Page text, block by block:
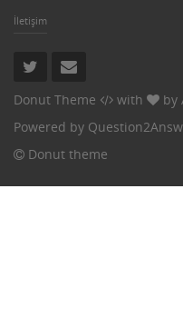
İletişim
Donut Theme with by
Powered by
Donut theme